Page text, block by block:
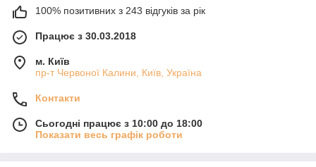
100% позитивних з 243 відгуків за рік
Працює з 30.03.2018
м. Київ
пр-т Червоної Калини, Київ, Україна
Контакти
Сьогодні працює з 10:00 до 18:00
Показати весь графік роботи